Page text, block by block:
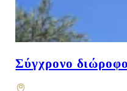
Σύγχρονο